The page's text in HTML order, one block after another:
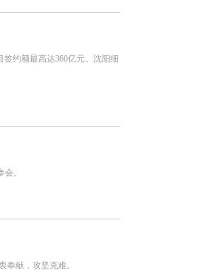
约额最高达360亿元。沈阳细
。
奉献，攻坚克难。